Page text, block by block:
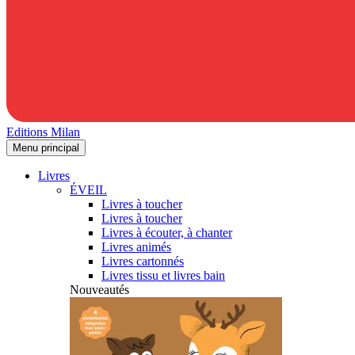
Editions Milan
Menu principal
Livres
ÉVEIL
Livres à toucher
Livres à toucher
Livres à écouter, à chanter
Livres animés
Livres cartonnés
Livres tissu et livres bain
Nouveautés